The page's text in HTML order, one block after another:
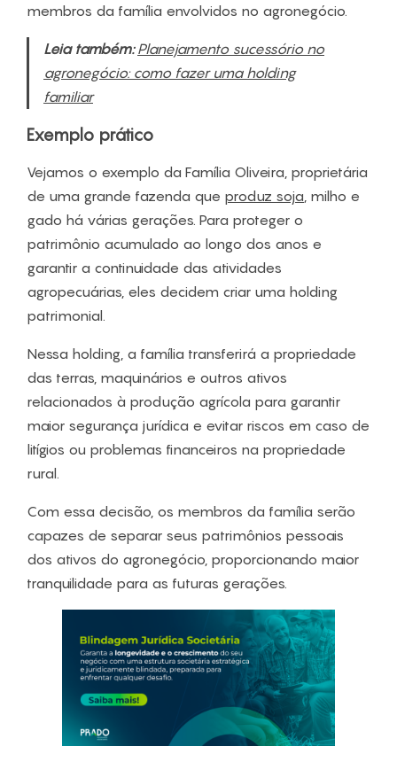
membros da família envolvidos no agronegócio.
Leia também: Planejamento sucessório no
agronegócio: como fazer uma holding
familiar
Exemplo prático
Vejamos o exemplo da Família Oliveira, proprietária
de uma grande fazenda que produz soja, milho e
gado há várias gerações. Para proteger o
patrimônio acumulado ao longo dos anos e
garantir a continuidade das atividades
agropecuárias, eles decidem criar uma holding
patrimonial.
Nessa holding, a família transferirá a propriedade
das terras, maquinários e outros ativos
relacionados à produção agrícola para garantir
maior segurança jurídica e evitar riscos em caso de
litígios ou problemas financeiros na propriedade
rural.
Com essa decisão, os membros da família serão
capazes de separar seus patrimônios pessoais
dos ativos do agronegócio, proporcionando maior
tranquilidade para as futuras gerações.